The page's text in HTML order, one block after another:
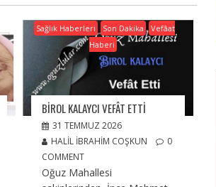
Sağlık Haberleri Son Dakika
Vefâat
Haberi
BIROL KALAYCI VEFÂT ETTI
31 TEMMUZ 2026
HALIL İBRAHIM COŞKUN
0
COMMENT
Oğuz Mahallesi